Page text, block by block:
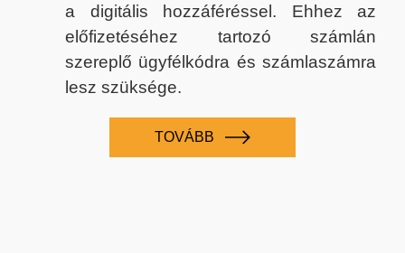
a digitális hozzáféréssel. Ehhez az
előfizetéséhez tartozó számlán
szereplő ügyfélkódra és számlaszámra
lesz szüksége.
TOVÁBB